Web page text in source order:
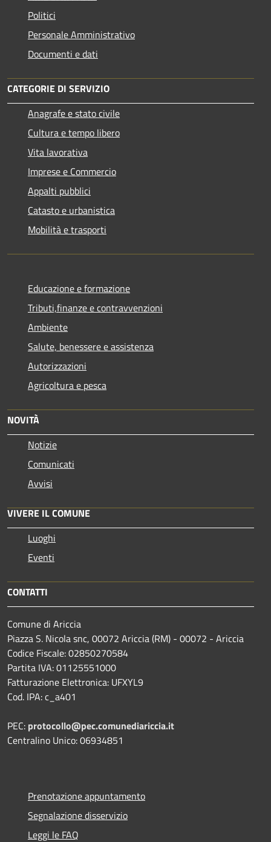
Politici
Personale Amministrativo
Documenti e dati
CATEGORIE DI SERVIZIO
Anagrafe e stato civile
Cultura e tempo libero
Vita lavorativa
Imprese e Commercio
Appalti pubblici
Catasto e urbanistica
Mobilità e trasporti
Educazione e formazione
Tributi,finanze e contravvenzioni
Ambiente
Salute, benessere e assistenza
Autorizzazioni
Agricoltura e pesca
NOVITÀ
Notizie
Comunicati
Avvisi
VIVERE IL COMUNE
Luoghi
Eventi
CONTATTI
Comune di Ariccia
Piazza S. Nicola snc, 00072 Ariccia (RM) - 00072 - Ariccia
Codice Fiscale: 02850270584
Partita IVA: 01125551000
Fatturazione Elettronica: UFXYL9
Cod. IPA: c_a401
PEC: protocollo@pec.comunediariccia.it
Centralino Unico: 06934851
Prenotazione appuntamento
Segnalazione disservizio
Leggi le FAQ